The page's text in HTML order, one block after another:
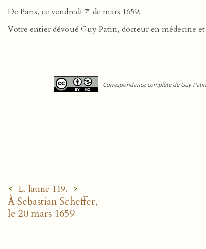
De Paris, ce vendredi 7e de mars 1659.
Votre entier dévoué Guy Patin, docteur en médecine
"Correspondance complète de Guy
< L. latine 119. >
À Sebastian Scheffer,
le 20 mars 1659